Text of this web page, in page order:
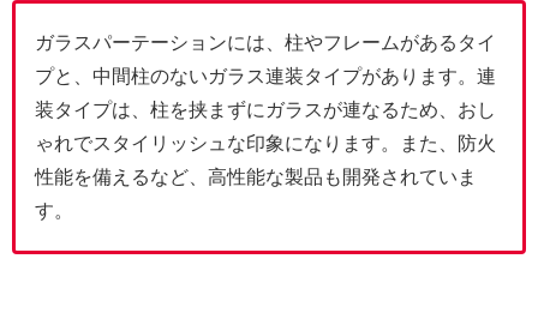
ガラスパーテーションには、柱やフレームがあるタイ
プと、中間柱のないガラス連装タイプがあります。連
装タイプは、柱を挟まずにガラスが連なるため、おし
ゃれでスタイリッシュな印象になります。また、防火
性能を備えるなど、高性能な製品も開発されていま
す。